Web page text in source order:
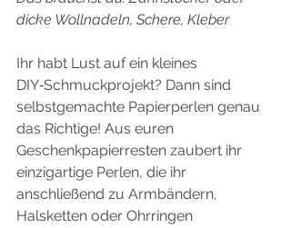
dicke Wollnadeln, Schere, Kleber
Ihr habt Lust auf ein kleines
DIY‑Schmuckprojekt? Dann sind
selbstgemachte Papierperlen genau
das Richtige! Aus euren
Geschenkpapierresten zaubert ihr
einzigartige Perlen, die ihr
anschließend zu Armbändern,
Halsketten oder Ohrringen